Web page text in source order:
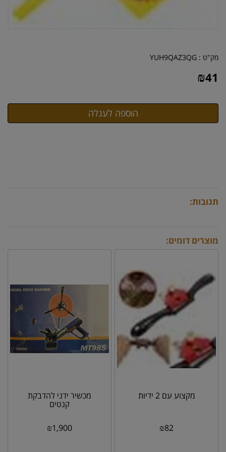
מק"ט : YUH9QAZ3QG
₪41
תגובות:
מוצרים דומים:
מקצוע עם 2 ידיות
₪82
מכשיר ידני להדבקת
קנטים
₪1,900